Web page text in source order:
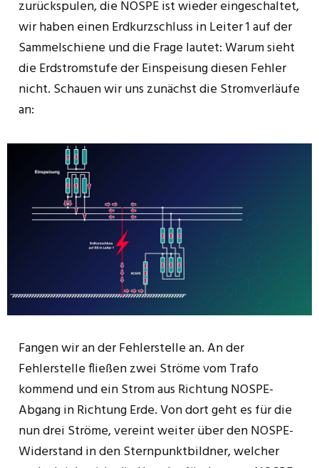
zurückspulen, die NOSPE ist wieder eingeschaltet,
wir haben einen Erdkurzschluss in Leiter 1 auf der
Sammelschiene und die Frage lautet: Warum sieht
die Erdstromstufe der Einspeisung diesen Fehler
nicht. Schauen wir uns zunächst die Stromverläufe
an:
Fangen wir an der Fehlerstelle an. An der
Fehlerstelle fließen zwei Ströme vom Trafo
kommend und ein Strom aus Richtung NOSPE-
Abgang in Richtung Erde. Von dort geht es für die
nun drei Ströme, vereint weiter über den NOSPE-
Widerstand in den Sternpunktbildner, welcher